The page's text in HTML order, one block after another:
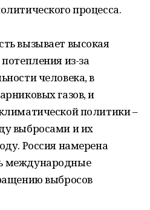
процесса.
вызывает высокая
из-за
человека, в
газов, и
политики –
выбросами и их
Россия намерена
международные
выбросов